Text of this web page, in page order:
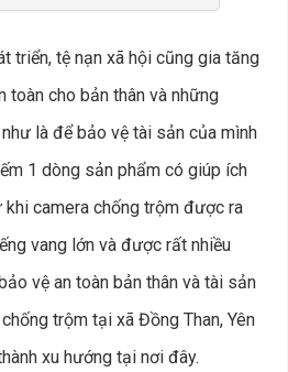
triển, tệ nạn xã hội cũng gia tăng
toàn cho bản thân và những
là để bảo vệ tài sản của mình
1 dòng sản phẩm có giúp ích
camera chống trộm được ra
vang lớn và được rất nhiều
vệ an toàn bản thân và tài sản
trộm tại xã Đồng Than, Yên
xu hướng tại nơi đây.